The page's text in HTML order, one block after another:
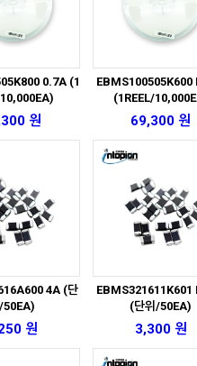
0.7A (1
원
EBMS100505K600
(1REEL/
69,300 원
4A (단
50EA)
원
EBMS321611K601
(단위/50EA)
3,300 원